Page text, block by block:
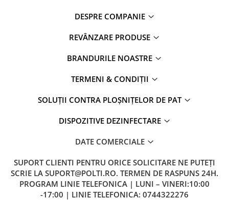
DESPRE COMPANIE
REVÂNZARE PRODUSE
BRANDURILE NOASTRE
TERMENI & CONDIȚII
SOLUȚII CONTRA PLOȘNIȚELOR DE PAT
DISPOZITIVE DEZINFECTARE
DATE COMERCIALE
SUPORT CLIENTI PENTRU ORICE SOLICITARE NE PUTEȚI
SCRIE LA SUPORT@POLTI.RO. TERMEN DE RASPUNS 24H.
PROGRAM LINIE TELEFONICA | LUNI – VINERI:10:00
-17:00 | LINIE TELEFONICA: 0744322276